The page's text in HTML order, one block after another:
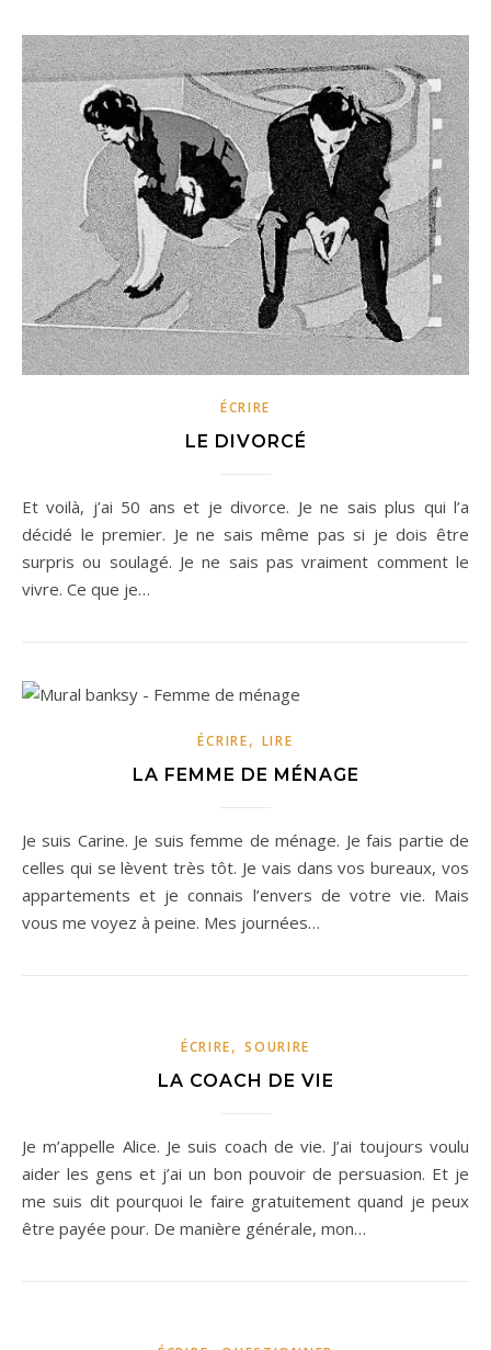
ÉCRIRE
LE DIVORCÉ
Et voilà, j’ai 50 ans et je divorce. Je ne sais plus qui l’a
décidé le premier. Je ne sais même pas si je dois être
surpris ou soulagé. Je ne sais pas vraiment comment le
vivre. Ce que je…
ÉCRIRE, LIRE
LA FEMME DE MÉNAGE
Je suis Carine. Je suis femme de ménage. Je fais partie de
celles qui se lèvent très tôt. Je vais dans vos bureaux, vos
appartements et je connais l’envers de votre vie. Mais
vous me voyez à peine. Mes journées…
ÉCRIRE,SOURIRE
LA COACH DE VIE
Je m’appelle Alice. Je suis coach de vie. J’ai toujours voulu
aider les gens et j’ai un bon pouvoir de persuasion. Et je
me suis dit pourquoi le faire gratuitement quand je peux
être payée pour. De manière générale, mon…